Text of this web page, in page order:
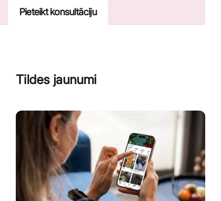
Pieteikt konsultāciju
Tildes jaunumi